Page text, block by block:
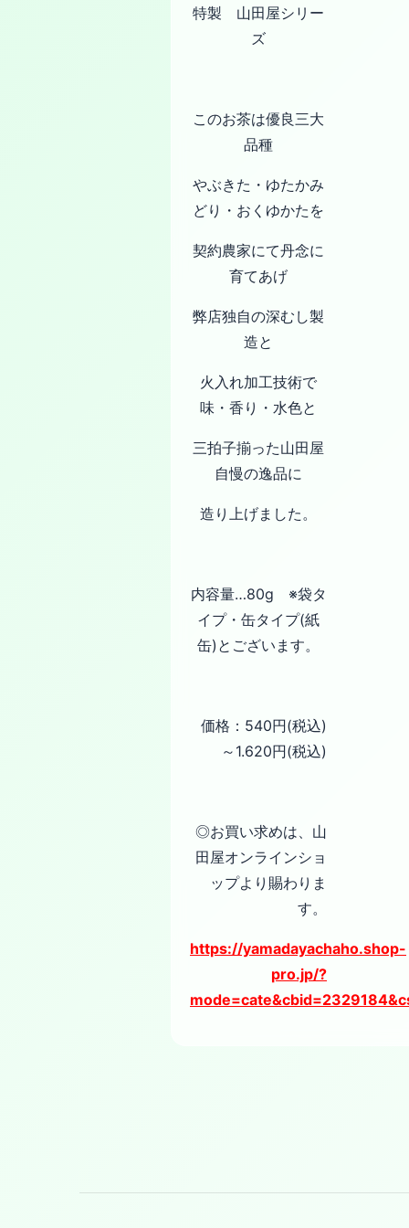
特製 山田屋シリー
ズ
このお茶は優良三大
品種
やぶきた・ゆたかみ
どり・おくゆかたを
契約農家にて丹念に
育てあげ
弊店独自の深むし製
造と
火入れ加工技術で
味・香り・水色と
三拍子揃った山田屋
自慢の逸品に
造り上げました。
内容量…80g ※袋タ
イプ・缶タイプ(紙
缶)とございます。
価格：540円(税込)
～1.620円(税込)
◎お買い求めは、山
田屋オンラインショ
ップより賜わりま
す。
https://yamadayachaho.shop-
pro.jp/?